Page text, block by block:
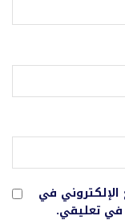
في
في تعليقي.